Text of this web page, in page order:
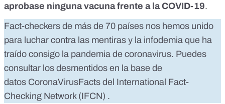
aprobase ninguna vacuna frente a la COVID-19.
Fact-checkers de más de 70 países nos hemos unido
para luchar contra las mentiras y la infodemia que ha
traído consigo la pandemia de coronavirus. Puedes
consultar los desmentidos en la base de
datos CoronaVirusFacts del International Fact-
Checking Network (IFCN) .